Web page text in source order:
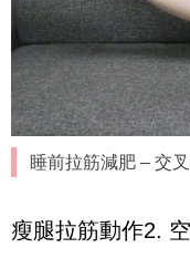
睡前拉筋減肥 – 交
瘦腿拉筋動作2.